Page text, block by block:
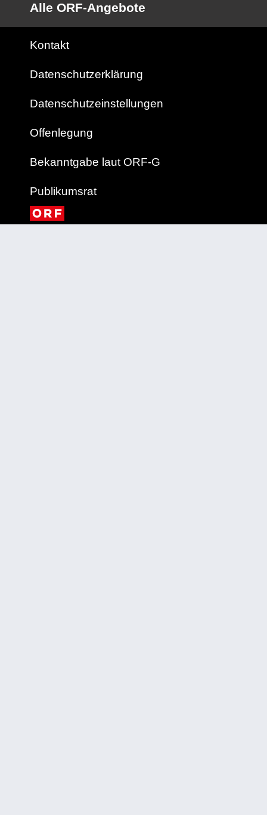
Alle ORF-Angebote
Kontakt
Datenschutzerklärung
Datenschutzeinstellungen
Offenlegung
Bekanntgabe laut ORF-G
Publikumsrat